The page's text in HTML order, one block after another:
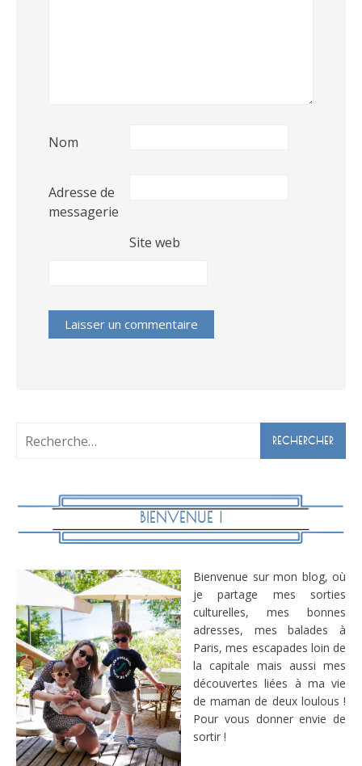
Nom
Adresse de
messagerie
Site web
Rechercher :
BIENVENUE !
Bienvenue sur mon blog, où
je partage mes sorties
culturelles, mes bonnes
adresses, mes balades à
Paris, mes escapades loin de
la capitale mais aussi mes
découvertes liées à ma vie
de maman de deux loulous !
Pour vous donner envie de
sortir !